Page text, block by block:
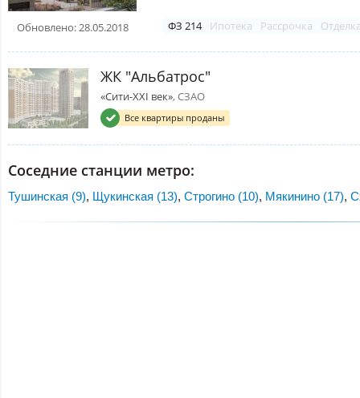
Обновлено: 28.05.2018 ФЗ 214 Ипотека Рассрочка
ЖК "Альбатрос"
«Сити-XXI век», СЗАО
Все квартиры проданы
Соседние станции метро:
Тушинская (9), Щукинская (13), Строгино (10), Мякинино (17),